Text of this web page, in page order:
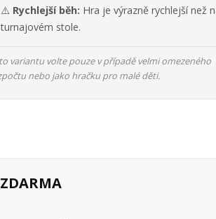
⚠️ Rychlejší běh: Hra je výrazně rychlejší než
turnajovém stole.
variantu volte pouze v případě velmi omezeného
nebo jako hračku pro malé děti.